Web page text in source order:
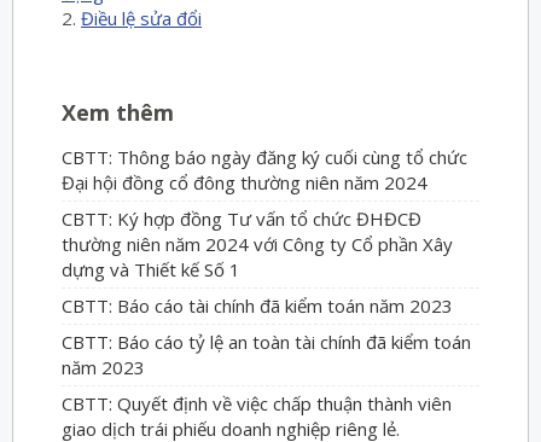
2. Điều lệ sửa đổi
Xem thêm
CBTT: Thông báo ngày đăng ký cuối cùng tổ chức
Đại hội đồng cổ đông thường niên năm 2024
CBTT: Ký hợp đồng Tư vấn tổ chức ĐHĐCĐ
thường niên năm 2024 với Công ty Cổ phần Xây
dựng và Thiết kế Số 1
CBTT: Báo cáo tài chính đã kiểm toán năm 2023
CBTT: Báo cáo tỷ lệ an toàn tài chính đã kiểm toán
năm 2023
CBTT: Quyết định về việc chấp thuận thành viên
giao dịch trái phiếu doanh nghiệp riêng lẻ.